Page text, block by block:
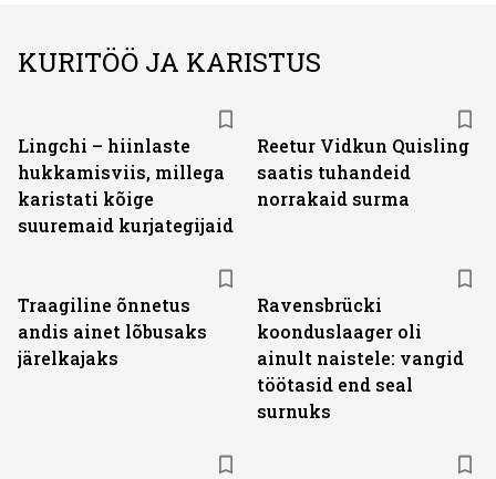
KURITÖÖ JA KARISTUS
Lingchi – hiinlaste
hukkamisviis, millega
karistati kõige
suuremaid kurjategijaid
Reetur Vidkun Quisling
saatis tuhandeid
norrakaid surma
Traagiline õnnetus
andis ainet lõbusaks
järelkajaks
Ravensbrücki
koonduslaager oli
ainult naistele: vangid
töötasid end seal
surnuks